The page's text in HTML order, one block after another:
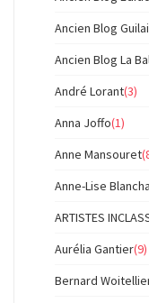
Ancien Blog
Ancien Blog La
André Lorant(3)
Anna Joffo(1)
Anne Mansouret
Anne-Lise
ARTISTES
Aurélia Gantier(9)
Bernard